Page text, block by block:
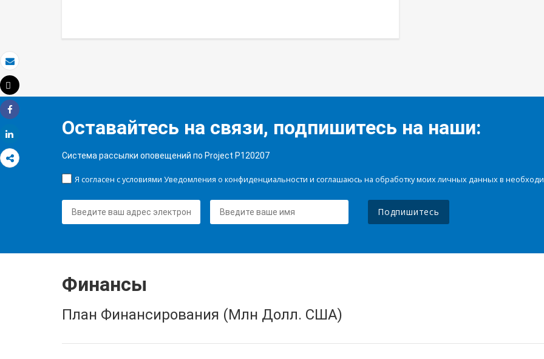
Электронная почта
Распечатать
Tweet
Share
Оставайтесь на связи, подпишитесь на наши:
Система рассылки оповещений по Project P120207
Я согласен с условиями Уведомления о конфиденциальности и соглашаюсь на обработку моих личных данных в
Подпишитесь
Финансы
План Финансирования (Млн Долл. США)